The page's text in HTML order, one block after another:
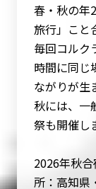
春・秋の年
旅行」こと
毎回コルク
時間に同じ
ながりが生
秋には、一
祭も開催し
2026年秋
所：高知県